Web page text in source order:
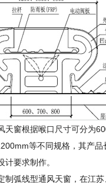
天窗根据喉口尺寸可分为
等不同规格，其产品
要求制作。
制弧线型通风天窗，在江苏